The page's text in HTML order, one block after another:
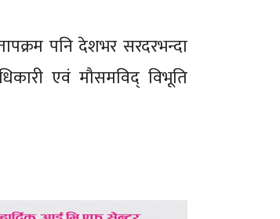
पनि देशभर सरदरभन्दा
एवं मौसमविद् विभूति